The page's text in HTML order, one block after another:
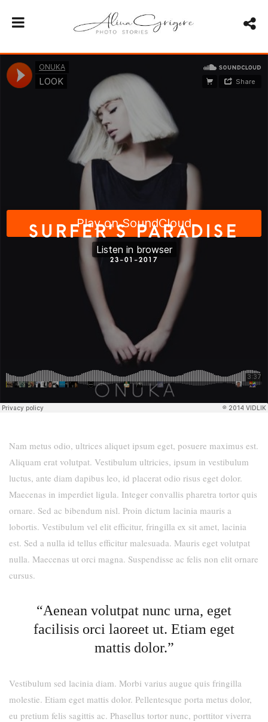
SURFER’S PARADISE
23-01-2017
Nam metus odio, ultrices aliquet ipsum eget, posuere maximus est.
Aliquam erat volutpat. Vestibulum ultricies, ipsum in vestibulum
luctus, ante diam dapibus leo, id placerat odio risus eget dolor.
Maecenas in imperdiet ligula. Integer convallis pharetra tortor quis
ornare. Sed ac bibendum nisl. Proin dictum lacinia mauris a
lobortis. Vestibulum vel elit efficitur, fringilla ex sit amet, lacinia
est. Sed a nulla id tellus efficitur malesuada. Mauris eget volutpat
nulla. Maecenas ut orci magna. Suspendisse ac felis non elit ornare
cursus.
“Aenean volutpat nunc urna, eget
facilisis orci laoreet ut. Etiam eget
mattis dolor.”
Vestibulum sed lacinia diam. Morbi varius augue quis fringilla
molestie. Etiam eget mattis dolor. Pellentesque porta metus dolor,
eu pretium felis sagittis ac. Phasellus tortor nunc, porttitor viverra